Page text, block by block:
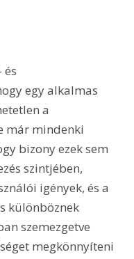
és
egy alkalmas
a
már mindenki
bizony ezek sem
szintjében,
igények, és a
különböznek
szemezgetve
megkönnyíteni